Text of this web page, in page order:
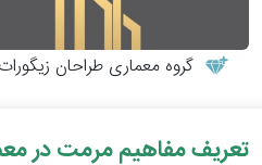
گروه معماری طراحان زیگورات
تعریف مفاهیم مرمت در